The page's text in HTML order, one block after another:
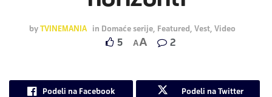
by TVINEMANIA in Domaće serije, Featured, Vest, Video
5 AA 2
Podeli na Facebook Podeli na Twitter